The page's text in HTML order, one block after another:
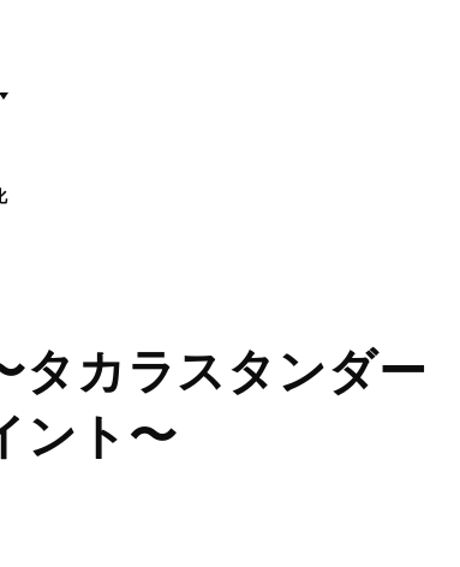
language
language menu
タカラスタンダー
ント〜